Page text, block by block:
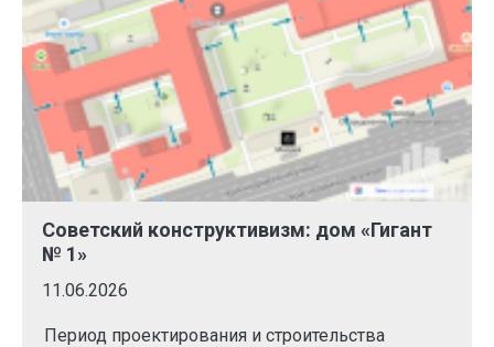
Советский конструктивизм: дом «Гигант
№ 1»
11.06.2026
Период проектирования и строительства